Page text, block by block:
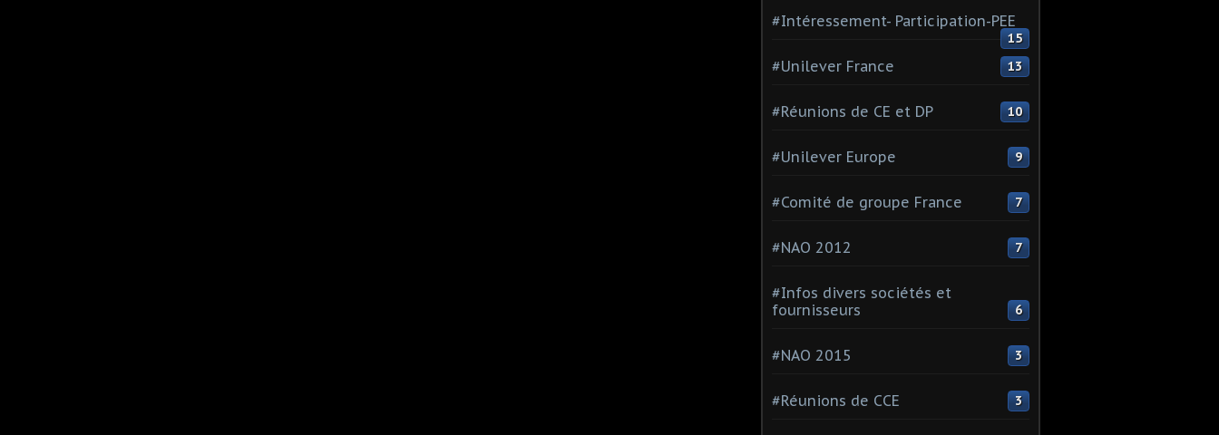
#Intéressement- Participation-PEE
15
#Unilever France 13
#Réunions de CE et DP 10
#Unilever Europe 9
#Comité de groupe France 7
#NAO 2012 7
#Infos divers sociétés et
fournisseurs
6
#NAO 2015 3
#Réunions de CCE 3